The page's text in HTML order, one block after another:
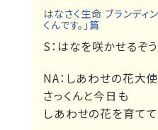
はなさく生命 ブランディ
くんです。」篇
S： はなを咲かせるぞ
NA： しあわせの花大
さっくんと今日も
しあわせの花を育てて